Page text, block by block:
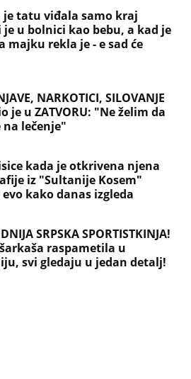
je tatu viđala samo kraj
u bolnici kao bebu, a kad je
majku rekla je - e sad će
NARKOTICI, SILOVANJE
je u ZATVORU: "Ne želim da
na lečenje"
kada je otkrivena njena
iz "Sultanije Kosem"
kako danas izgleda
SRPSKA SPORTISTKINJA!
raspametila u
svi gledaju u jedan detalj!